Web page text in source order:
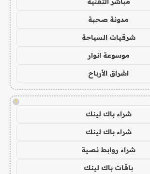
مدونة صحبة
شرقيات السياحة
موسوعة انوار
اشراق الأرباح
!
شراء باك لينك
شراء باك لينك
شراء روابط نصية
باقات باك لينك